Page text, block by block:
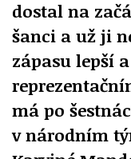
dostal na
šanci a už ji
zápasu lepší
má po
v národním